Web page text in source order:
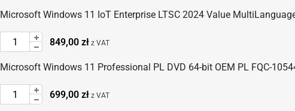
Microsoft Windows 11 IoT Enterprise LTSC 2024 Value
Wprowadź
ilość
dla:
Windows
849,00 zł z VAT
Microsoft Windows 11 Professional PL DVD 64-bit OEM PL FQC-
Wprowadź
ilość
699,00 zł z VAT